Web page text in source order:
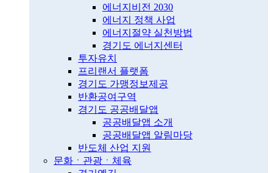
에너지비전 2030
에너지 정책 사업
에너지절약 실천방법
경기도 에너지센터
투자유치
프리랜서 플랫폼
경기도 가맹정보제공
반환공여구역
경기도 공공배달앱
공공배달앱 소개
공공배달앱 알림마당
반도체 산업 지원
문화ㆍ관광ㆍ체육